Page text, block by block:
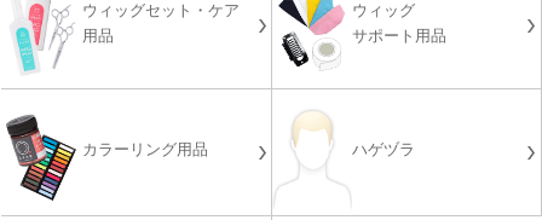
ウィッグセット・ケア
用品
ウィッグ
サポート用品
カラーリング用品 ハゲヅラ